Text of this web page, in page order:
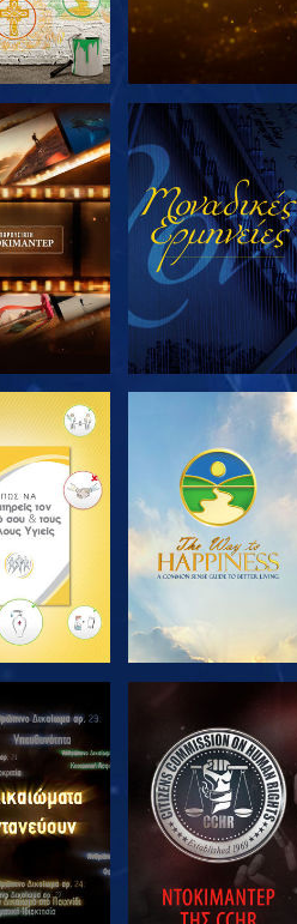
ΤΗ
ΕΞΕΡΕΥΝΗΣΤΕ ΤΗ
ΣΕΙΡΑ
ΤΗ
ΕΞΕΡΕΥΝΗΣΤΕ ΤΗ
ΣΕΙΡΑ
ΠΑΡΑΚΟΛΟΥΘΗΣΤΕ